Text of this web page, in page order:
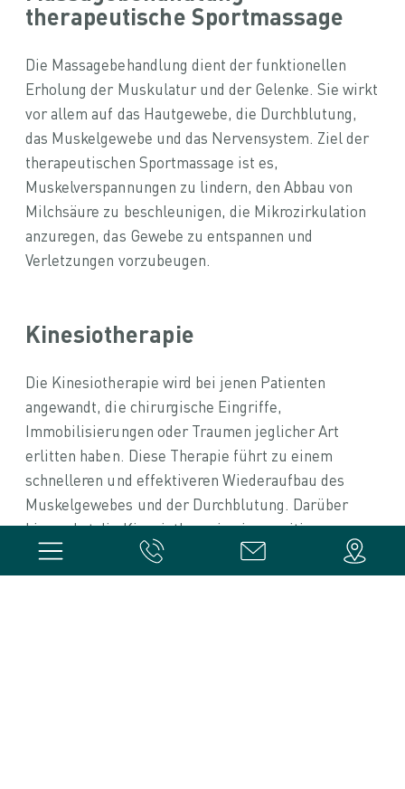
therapeutische Sportmassage
Die Massagebehandlung dient der funktionellen
Erholung der Muskulatur und der Gelenke. Sie wirkt
vor allem auf das Hautgewebe, die Durchblutung,
das Muskelgewebe und das Nervensystem. Ziel der
therapeutischen Sportmassage ist es,
Muskelverspannungen zu lindern, den Abbau von
Milchsäure zu beschleunigen, die Mikrozirkulation
anzuregen, das Gewebe zu entspannen und
Verletzungen vorzubeugen.
Kinesiotherapie
Die Kinesiotherapie wird bei jenen Patienten
angewandt, die chirurgische Eingriffe,
Immobilisierungen oder Traumen jeglicher Art
erlitten haben. Diese Therapie führt zu einem
schnelleren und effektiveren Wiederaufbau des
Muskelgewebes und der Durchblutung. Darüber
hinaus hat die Kinesiotherapie eine positive
Wirkung auf die Psyche, da sie den Patienten
ermöglicht, ihre täglichen Aktivitäten wieder